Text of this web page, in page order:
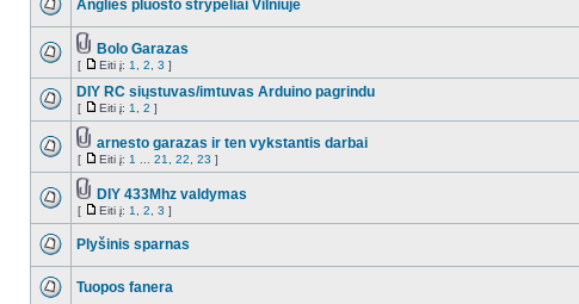
Anglies pluosto strypeliai Vilniuje
Bolo Garazas
[ Eiti į: 1 2 3 ]
DIY RC siųstuvas/imtuvas Arduino pagrindu
[ Eiti į: 1 2 ]
arnesto garazas ir ten vykstantis darbai
[ Eiti į: 1 21 22 23 ]
DIY 433Mhz valdymas
[ Eiti į: 1 2 3 ]
Plyšinis sparnas
Tuopos fanera